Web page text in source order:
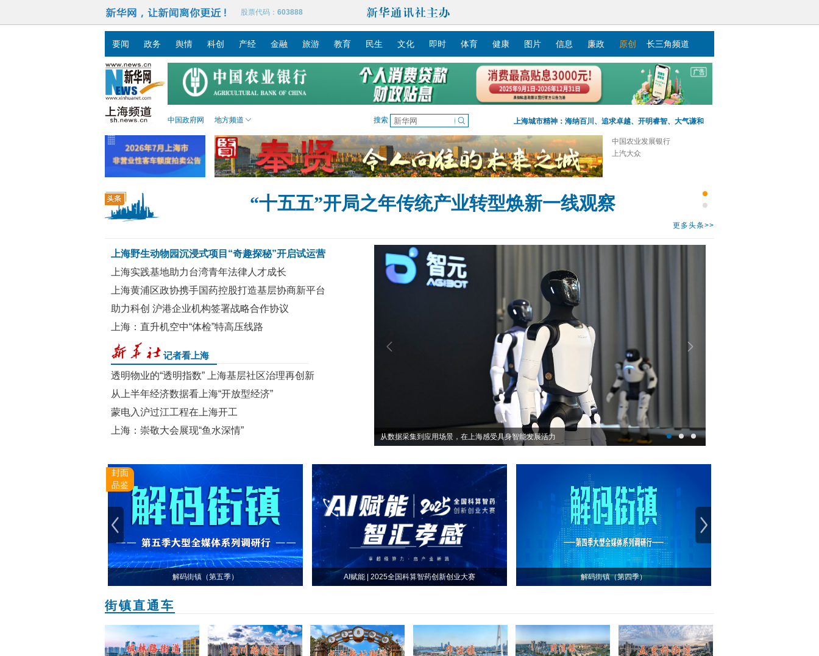
股票代码： 603888
要闻 政务 舆情 科创 产经 金融 旅游 教育 民生 文化 即时 体育 健康 图片 信息 廉政 原创 长三角频道
中国政府网 地方频道 搜索 上海城市精神：海纳百川、追求卓越、开明睿智、大气谦和
中国农业发展银行
上汽大众
“十五五”开局之年传统产业转型焕新一线观察
上海青浦：“世界的一角”如何穿越周期？
“十五五”开局之年传统产业转型焕新一线观察
更多头条>>
上海野生动物园沉浸式项目“奇趣探秘”开启试运营
上海实践基地助力台湾青年法律人才成长
上海黄浦区政协携手国药控股打造基层协商新平台
助力科创 沪港企业机构签署战略合作协议
上海：直升机空中“体检”特高压线路
记者看上海
透明物业的“透明指数” 上海基层社区治理再创新
从上半年经济数据看上海“开放型经济”
蒙电入沪过江工程在上海开工
上海：崇敬大会展现“鱼水深情”
从数据采集到应用场景，在上海感受具身智能发展活力 2026“黄河母亲杯”沿黄河九省（区）青少年足球邀请赛
next
封面
品鉴
解码街镇（第五季） AI赋能 | 2025全国科算智药创新创业大赛 解码街镇（第四季）
街镇直通车